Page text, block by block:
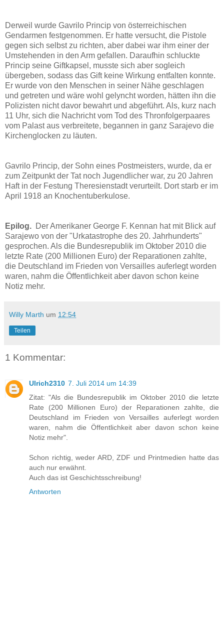
Derweil wurde Gavrilo Princip von österreichischen
Gendarmen festgenommen. Er hatte versucht, die Pistole
gegen sich selbst zu richten, aber dabei war ihm einer der
Umstehenden in den Arm gefallen. Daraufhin schluckte
Princip seine Giftkapsel, musste sich aber sogleich
übergeben, sodass das Gift keine Wirkung entfalten konnte.
Er wurde von den Menschen in seiner Nähe geschlagen
und getreten und wäre wohl gelyncht worden, hätten ihn die
Polizisten nicht davor bewahrt und abgeführt. Als, kurz nach
11 Uhr, sich die Nachricht vom Tod des Thronfolgerpaares
vom Palast aus verbreitete, begannen in ganz Sarajevo die
Kirchenglocken zu läuten.
Gavrilo Princip, der Sohn eines Postmeisters, wurde, da er
zum Zeitpunkt der Tat noch Jugendlicher war, zu 20 Jahren
Haft in der Festung Theresienstadt verurteilt. Dort starb er im
April 1918 an Knochentuberkulose.
Epilog. Der Amerikaner George F. Kennan hat mit Blick auf
Sarajewo von der "Urkatastrophe des 20. Jahrhunderts"
gesprochen. Als die Bundesrepublik im Oktober 2010 die
letzte Rate (200 Millionen Euro) der Reparationen zahlte,
die Deutschland im Frieden von Versailles auferlegt worden
waren, nahm die Öffentlichkeit aber davon schon keine
Notiz mehr.
Willy Marth um 12:54
Teilen
1 Kommentar:
Ulrich2310 7. Juli 2014 um 14:39
Zitat: "Als die Bundesrepublik im Oktober 2010 die letzte
Rate (200 Millionen Euro) der Reparationen zahlte, die
Deutschland im Frieden von Versailles auferlegt worden
waren, nahm die Öffentlichkeit aber davon schon keine
Notiz mehr".
Schon richtig, weder ARD, ZDF und Printmedien hatte das
auch nur erwähnt.
Auch das ist Geschichtsschreibung!
Antworten